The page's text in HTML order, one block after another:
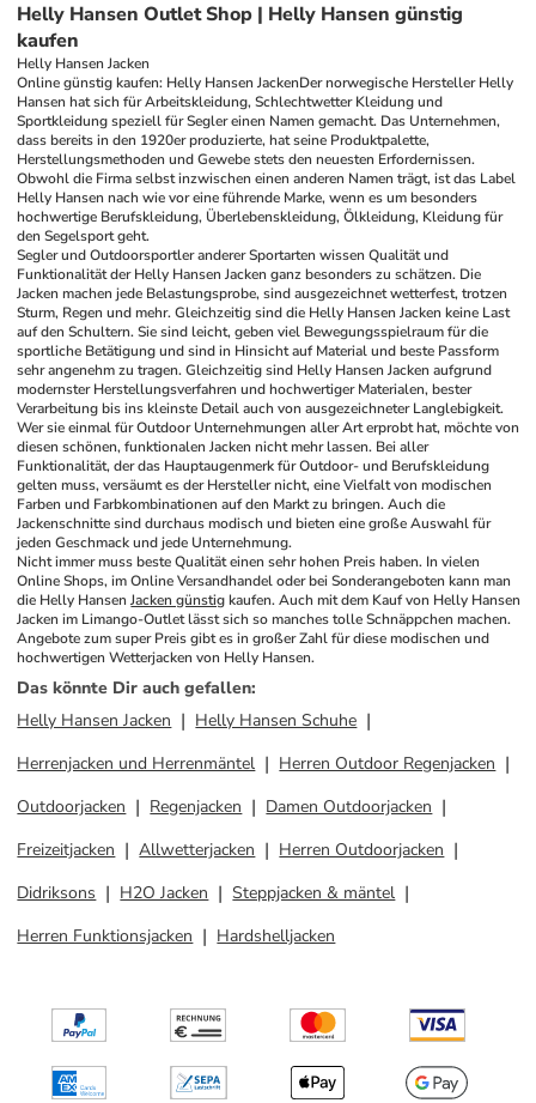
Helly Hansen Outlet Shop | Helly Hansen günstig
kaufen
Helly Hansen Jacken
Online günstig kaufen: Helly Hansen JackenDer norwegische Hersteller Helly
Hansen hat sich für Arbeitskleidung, Schlechtwetter Kleidung und
Sportkleidung speziell für Segler einen Namen gemacht. Das Unternehmen,
dass bereits in den 1920er produzierte, hat seine Produktpalette,
Herstellungsmethoden und Gewebe stets den neuesten Erfordernissen.
Obwohl die Firma selbst inzwischen einen anderen Namen trägt, ist das Label
Helly Hansen nach wie vor eine führende Marke, wenn es um besonders
hochwertige Berufskleidung, Überlebenskleidung, Ölkleidung, Kleidung für
den Segelsport geht.
Segler und Outdoorsportler anderer Sportarten wissen Qualität und
Funktionalität der Helly Hansen Jacken ganz besonders zu schätzen. Die
Jacken machen jede Belastungsprobe, sind ausgezeichnet wetterfest, trotzen
Sturm, Regen und mehr. Gleichzeitig sind die Helly Hansen Jacken keine Last
auf den Schultern. Sie sind leicht, geben viel Bewegungsspielraum für die
sportliche Betätigung und sind in Hinsicht auf Material und beste Passform
sehr angenehm zu tragen. Gleichzeitig sind Helly Hansen Jacken aufgrund
modernster Herstellungsverfahren und hochwertiger Materialen, bester
Verarbeitung bis ins kleinste Detail auch von ausgezeichneter Langlebigkeit.
Wer sie einmal für Outdoor Unternehmungen aller Art erprobt hat, möchte von
diesen schönen, funktionalen Jacken nicht mehr lassen. Bei aller
Funktionalität, der das Hauptaugenmerk für Outdoor- und Berufskleidung
gelten muss, versäumt es der Hersteller nicht, eine Vielfalt von modischen
Farben und Farbkombinationen auf den Markt zu bringen. Auch die
Jackenschnitte sind durchaus modisch und bieten eine große Auswahl für
jeden Geschmack und jede Unternehmung.
Nicht immer muss beste Qualität einen sehr hohen Preis haben. In vielen
Online Shops, im Online Versandhandel oder bei Sonderangeboten kann man
die Helly Hansen Jacken günstig kaufen. Auch mit dem Kauf von Helly Hansen
Jacken im Limango-Outlet lässt sich so manches tolle Schnäppchen machen.
Angebote zum super Preis gibt es in großer Zahl für diese modischen und
hochwertigen Wetterjacken von Helly Hansen.
Das könnte Dir auch gefallen:
Helly Hansen Jacken
Helly Hansen Schuhe
Herrenjacken und Herrenmäntel
Herren Outdoor Regenjacken
Outdoorjacken
Regenjacken
Damen Outdoorjacken
Freizeitjacken
Allwetterjacken
Herren Outdoorjacken
Didriksons
H2O Jacken
Steppjacken & mäntel
Herren Funktionsjacken
Hardshelljacken